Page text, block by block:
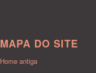
MAPA DO SITE
Home antiga